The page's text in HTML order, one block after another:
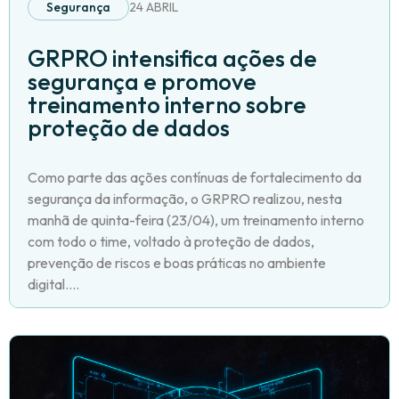
Segurança 24 ABRIL
GRPRO intensifica ações de
segurança e promove
treinamento interno sobre
proteção de dados
Como parte das ações contínuas de fortalecimento da
segurança da informação, o GRPRO realizou, nesta
manhã de quinta-feira (23/04), um treinamento interno
com todo o time, voltado à proteção de dados,
prevenção de riscos e boas práticas no ambiente
digital....